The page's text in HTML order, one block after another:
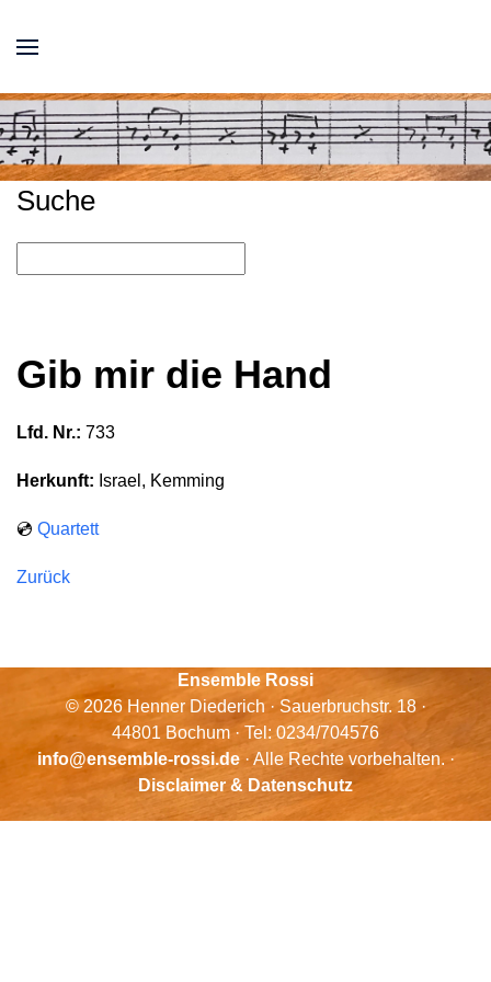
Suche
Gib mir die Hand
Lfd. Nr.: 733
Herkunft: Israel, Kemming
💿 Quartett
Zurück
Ensemble Rossi
© 2026 Henner Diederich · Sauerbruchstr. 18 ·
44801 Bochum · Tel: 0234/704576
info@ensemble-rossi.de· Alle Rechte vorbehalten. ·
Disclaimer & Datenschutz